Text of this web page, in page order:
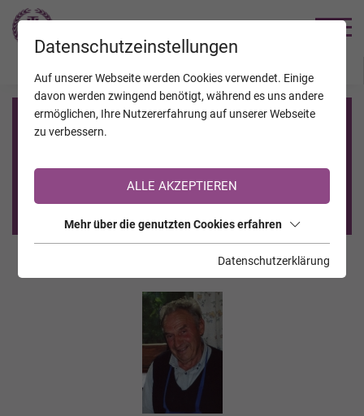
Registrierung auf TrauerHilfe.it
Sie sind noch nicht auf TrauerHilfe.it registriert?
>> zur kostenlosen Registrierung <<
Datenschutzeinstellungen
Auf unserer Webseite werden Cookies verwendet. Einige
davon werden zwingend benötigt, während es uns andere
ermöglichen, Ihre Nutzererfahrung auf unserer Webseite
zu verbessern.
ALLE AKZEPTIEREN
Mehr über die genutzten Cookies erfahren
Datenschutzerklärung
JAHRESTAGE KALENDER VERSTORBENE